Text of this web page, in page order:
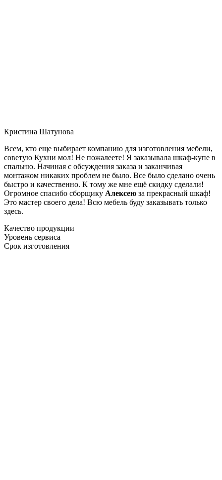
Кристина Шатунова
Всем, кто еще выбирает компанию для изготовления мебели,
советую Кухни мол! Не пожалеете! Я заказывала шкаф-купе в
спальню. Начиная с обсуждения заказа и заканчивая
монтажом никаких проблем не было. Все было сделано очень
быстро и качественно. К тому же мне ещё скидку сделали!
Огромное спасибо сборщику Алексею за прекрасный шкаф!
Это мастер своего дела! Всю мебель буду заказывать только
здесь.
Качество продукции
Уровень сервиса
Срок изготовления